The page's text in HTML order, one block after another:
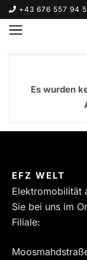
+43 676 557 94
Es wurden
EFZ WELT
Elektromobilität
Sie bei uns im
Filiale: